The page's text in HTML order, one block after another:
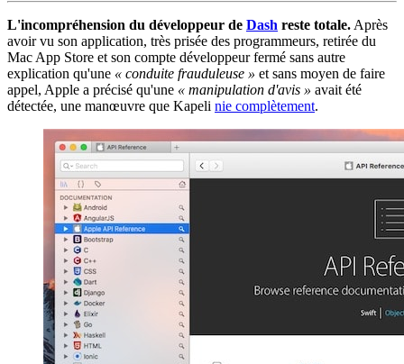
L'incompréhension du développeur de Dash reste totale. Après
avoir vu son application, très prisée des programmeurs, retirée du
Mac App Store et son compte développeur fermé sans autre
explication qu'une « conduite frauduleuse » et sans moyen de faire
appel, Apple a précisé qu'une « manipulation d'avis » avait été
détectée, une manœuvre que Kapeli nie complètement.